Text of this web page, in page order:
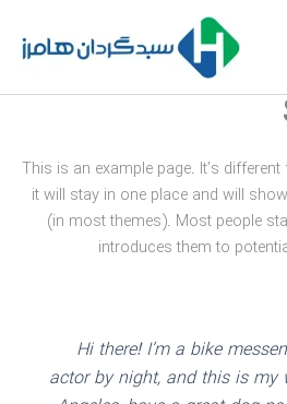
This is an example page. It’s
it will stay in one place and will
(in most themes). Most people
introduces them to
Hi there! I’m a bike
actor by night, and this is my